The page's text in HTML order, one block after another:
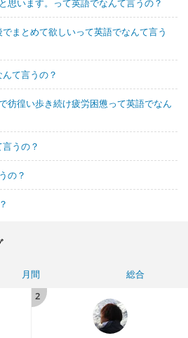
まとめて欲しいって英語でなんて言う
て言うの？
彷徨い歩き続け疲労困憊って英語でなん
うの？
の？
月間
総合
2